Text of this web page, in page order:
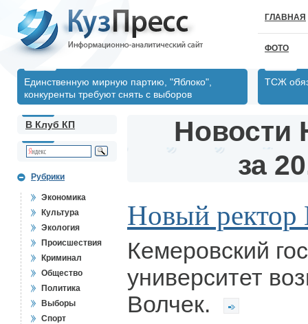
ГЛАВНАЯ
ФОТО
Единственную мирную партию, "Яблоко",
конкуренты требуют снять с выборов
ТСЖ
В Клуб КП
Рубрики
Экономика
Культура
Экология
Происшествия
Криминал
Общество
Политика
Выборы
Спорт
Новости
за
Новый
Кемеровский
университет
Волчек.